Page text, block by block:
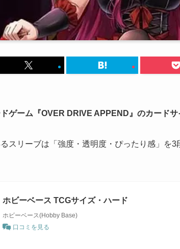
ゲーム『OVER DRIVE APPEND』のカード
スリーブは「強度・透明度・ぴったり感」を
ホビーベース TCGサイズ・ハード
ホビーベース(Hobby Base)
口コミを見る